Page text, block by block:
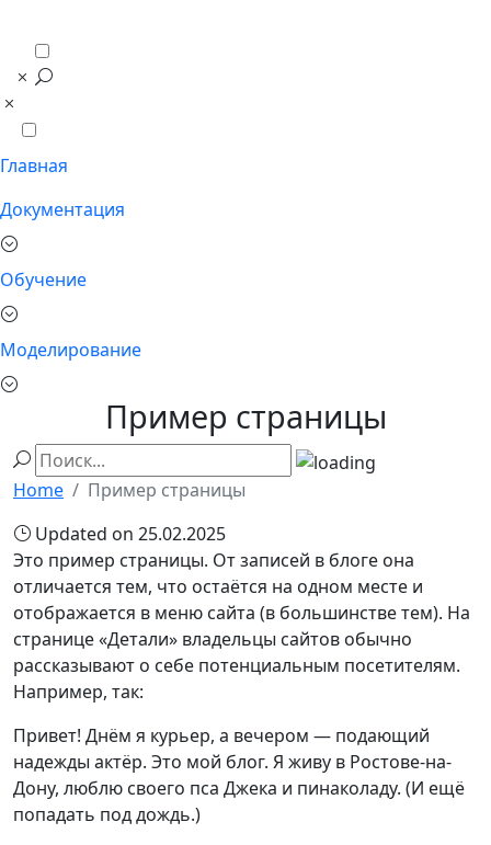
Главная
Документация
Обучение
Моделирование
Пример страницы
Home
Пример страницы
Updated on 25.02.2025
Это пример страницы. От записей в блоге она
отличается тем, что остаётся на одном месте и
отображается в меню сайта (в большинстве тем). На
странице «Детали» владельцы сайтов обычно
рассказывают о себе потенциальным посетителям.
Например, так:
Привет! Днём я курьер, а вечером — подающий
надежды актёр. Это мой блог. Я живу в Ростове-на-
Дону, люблю своего пса Джека и пинаколаду. (И ещё
попадать под дождь.)